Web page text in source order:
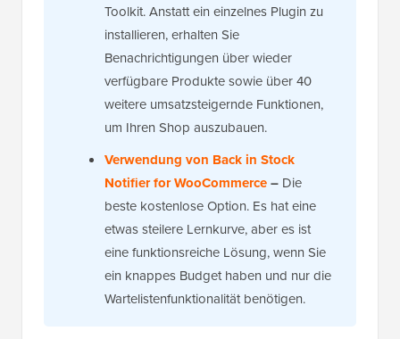
Toolkit. Anstatt ein einzelnes Plugin zu
installieren, erhalten Sie
Benachrichtigungen über wieder
verfügbare Produkte sowie über 40
weitere umsatzsteigernde Funktionen,
um Ihren Shop auszubauen.
Verwendung von Back in Stock
Notifier for WooCommerce– Die
beste kostenlose Option. Es hat eine
etwas steilere Lernkurve, aber es ist
eine funktionsreiche Lösung, wenn Sie
ein knappes Budget haben und nur die
Wartelistenfunktionalität benötigen.